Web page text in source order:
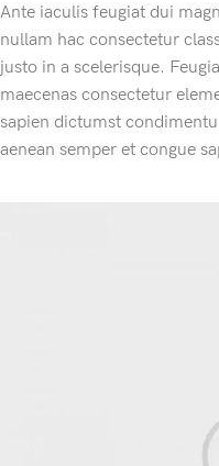
Ante iaculis feugiat dui
nullam hac consectetur
justo in a scelerisque.
maecenas consectetur
sapien dictumst
aenean semper et congue